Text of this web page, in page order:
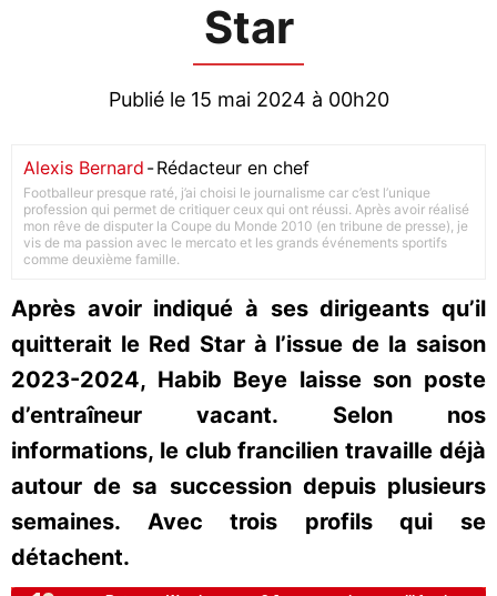
Star
Publié le 15 mai 2024 à 00h20
Alexis Bernard -Rédacteur en chef
Footballeur presque raté, j’ai choisi le journalisme car c’est l’unique
profession qui permet de critiquer ceux qui ont réussi. Après avoir réalisé
mon rêve de disputer la Coupe du Monde 2010 (en tribune de presse), je
vis de ma passion avec le mercato et les grands événements sportifs
comme deuxième famille.
Après avoir indiqué à ses dirigeants qu’il
quitterait le Red Star à l’issue de la saison
2023-2024, Habib Beye laisse son poste
d’entraîneur vacant. Selon nos
informations, le club francilien travaille déjà
autour de sa succession depuis plusieurs
semaines. Avec trois profils qui se
détachent.